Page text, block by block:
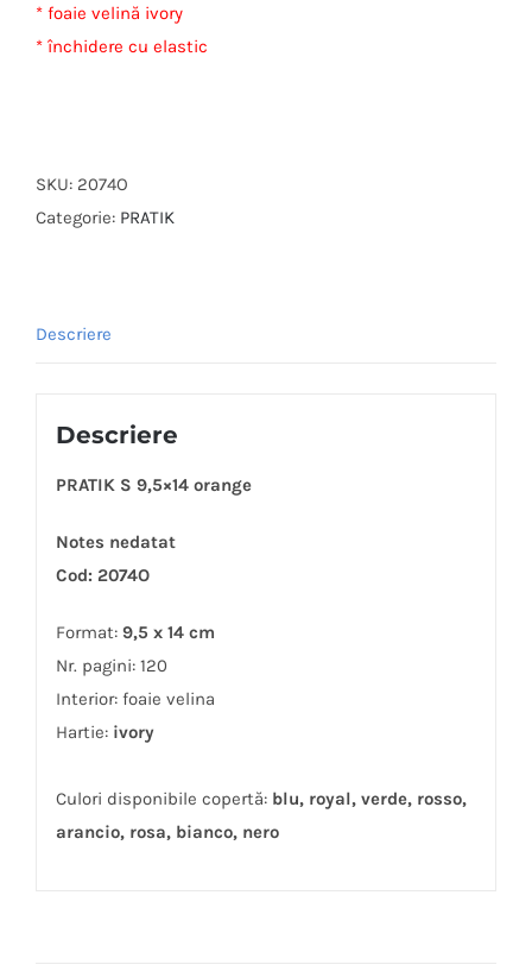
* foaie velină ivory
* închidere cu elastic
SKU: 2074O
Categorie: PRATIK
Descriere
Descriere
PRATIK S 9,5×14 orange
Notes nedatat
Cod: 2074O
Format: 9,5 x 14 cm
Nr. pagini: 120
Interior: foaie velina
Hartie: ivory
Culori disponibile copertă: blu, royal, verde, rosso,
arancio, rosa, bianco, nero